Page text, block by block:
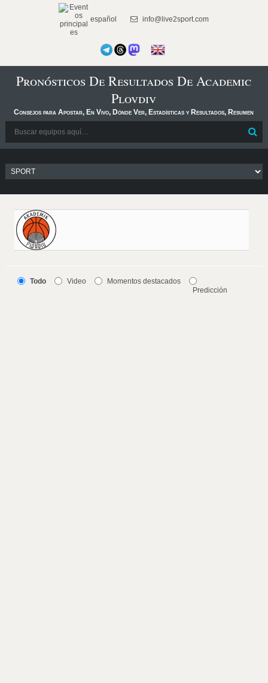
español info@live2sport.com
Pronósticos De Resultados De Academic
Plovdiv
Consejos para Apostar, En Vivo, Dónde Ver, Estadísticas y Resultados, Resumen
Todo Video
Momentos destacados
Predicción